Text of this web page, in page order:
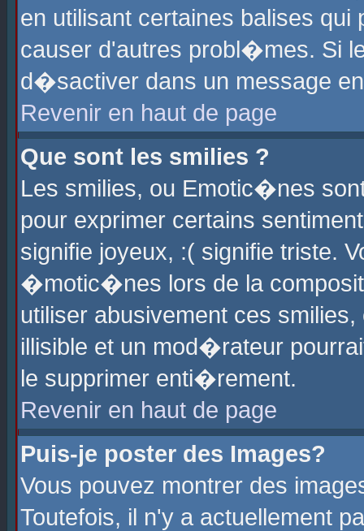
en utilisant certaines balises
causer d'autres probl�mes. Si
d�sactiver dans un message
Revenir en haut de page
Que sont les smilies ?
Les smilies, ou Emotic�nes
pour exprimer certains
signifie joyeux, :( signifie triste.
�motic�nes lors de la
utiliser abusivement ces
illisible et un mod�rateur
le supprimer enti�rement.
Revenir en haut de page
Puis-je poster des Images?
Vous pouvez montrer des
Toutefois, il n'y a actuellement